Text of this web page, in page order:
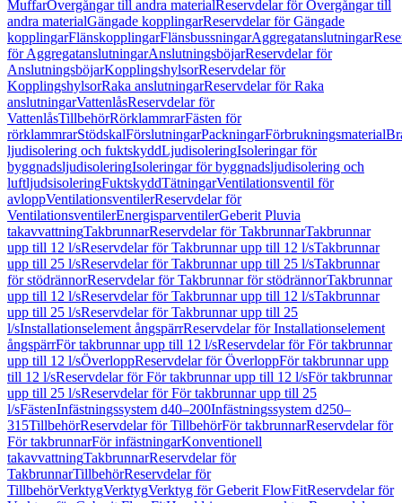
MuffarÖvergångar till andra materialReservdelar för Övergångar till
andra materialGängade kopplingarReservdelar för Gängade
kopplingarFlänskopplingarFlänsbussningarAggregatanslutningar
för AggregatanslutningarAnslutningsböjarReservdelar för
AnslutningsböjarKopplingshylsorReservdelar för
KopplingshylsorRaka anslutningarReservdelar för Raka
anslutningarVattenlåsReservdelar för
VattenlåsTillbehörRörklammrarFästen för
rörklammrarStödskalFörslutningarPackningarFörbrukningsmaterial
ljudisolering och fuktskyddLjudisoleringIsoleringar för
byggnadsljudisoleringIsoleringar för byggnadsljudisolering och
luftljudsisoleringFuktskyddTätningarVentilationsventil för
avloppVentilationsventilerReservdelar för
VentilationsventilerEnergisparventilerGeberit Pluvia
takavvattningTakbrunnarReservdelar för TakbrunnarTakbrunnar
upp till 12 l/sReservdelar för Takbrunnar upp till 12 l/sTakbrunnar
upp till 25 l/sReservdelar för Takbrunnar upp till 25 l/sTakbrunnar
för stödrännorReservdelar för Takbrunnar för stödrännorTakbrunnar
upp till 12 l/sReservdelar för Takbrunnar upp till 12 l/sTakbrunnar
upp till 25 l/sReservdelar för Takbrunnar upp till 25
l/sInstallationselement ångspärrReservdelar för Installationselement
ångspärrFör takbrunnar upp till 12 l/sReservdelar för För takbrunnar
upp till 12 l/sÖverloppReservdelar för ÖverloppFör takbrunnar upp
till 12 l/sReservdelar för För takbrunnar upp till 12 l/sFör takbrunnar
upp till 25 l/sReservdelar för För takbrunnar upp till 25
l/sFästenInfästningssystem d40–200Infästningssystem d250–
315TillbehörReservdelar för TillbehörFör takbrunnarReservdelar för
För takbrunnarFör infästningarKonventionell
takavvattningTakbrunnarReservdelar för
TakbrunnarTillbehörReservdelar för
TillbehörVerktygVerktygVerktyg för Geberit FlowFitReservdelar för